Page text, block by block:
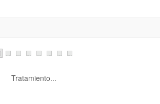
Tratamiento...